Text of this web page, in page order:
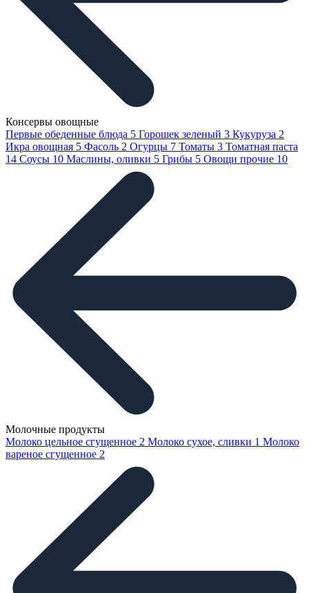
Консервы овощные
Первые обеденные блюда 5 Горошек зеленый 3 Кукуруза 2
Икра овощная 5 Фасоль 2 Огурцы 7 Томаты 3 Томатная паста
14 Соусы 10 Маслины, оливки 5 Грибы 5 Овощи прочие 10
Молочные продукты
Молоко цельное сгущенное 2 Молоко сухое, сливки 1 Молоко
вареное сгущенное 2